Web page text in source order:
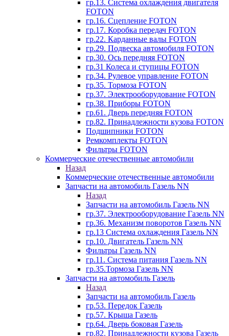
гр.13. Система охлаждения двигателя
FOTON
гр.16. Сцепление FOTON
гр.17. Коробка передач FOTON
гр.22. Карданные валы FOTON
гр.29. Подвеска автомобиля FOTON
гр.30. Ось передняя FOTON
гр.31 Колеса и ступицы FOTON
гр.34. Рулевое управление FOTON
гр.35. Тормоза FOTON
гр.37. Электрооборудование FOTON
гр.38. Приборы FOTON
гр.61. Дверь передняя FOTON
гр.82. Принадлежности кузова FOTON
Подшипники FOTON
Ремкомплекты FOTON
Фильтры FOTON
Коммерческие отечественные автомобили
Назад
Коммерческие отечественные автомобили
Запчасти на автомобиль Газель NN
Назад
Запчасти на автомобиль Газель NN
гр.37. Электрооборудование Газель NN
гр.36. Механизм поворотов Газель NN
гр.13 Система охлаждения Газель NN
гр.10. Двигатель Газель NN
Фильтры Газель NN
гр.11. Система питания Газель NN
гр.35.Тормоза Газель NN
Запчасти на автомобиль Газель
Назад
Запчасти на автомобиль Газель
гр.53. Передок Газель
гр.57. Крыша Газель
гр.64. Дверь боковая Газель
гр.82. Принадлежности кузова Газель